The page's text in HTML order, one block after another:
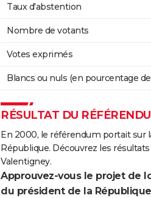
Taux d'abstention
Nombre de votants
Votes exprimés
Blancs ou nuls (en pourcentage
RÉSULTAT DU
En 2000, le référendum portait sur
République. Découvrez les
Valentigney.
Approuvez-vous le projet de
du président de la